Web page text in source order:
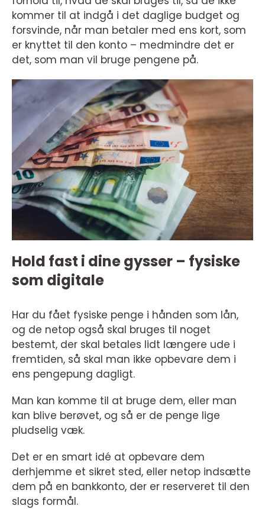
kommer til at indgå i det daglige budget og
forsvinde, når man betaler med ens kort, som
er knyttet til den konto – medmindre det er
det, som man vil bruge pengene på.
Hold fast i dine gysser – fysiske
som digitale
Har du fået fysiske penge i hånden som lån,
og de netop også skal bruges til noget
bestemt, der skal betales lidt længere ude i
fremtiden, så skal man ikke opbevare dem i
ens pengepung dagligt.
Man kan komme til at bruge dem, eller man
kan blive berøvet, og så er de penge lige
pludselig væk.
Det er en smart idé at opbevare dem
derhjemme et sikret sted, eller netop indsætte
dem på en bankkonto, der er reserveret til den
slags formål.